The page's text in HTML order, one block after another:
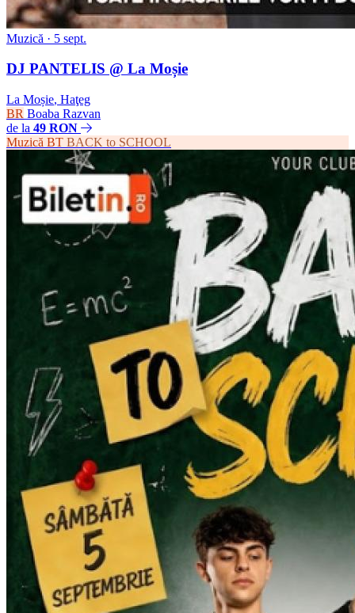
Muzică · 5 sept.
DJ PANTELIS @ La Moșie
La Moșie, Haţeg
BR Boaba Razvan
de la 49 RON
Muzică BT BACK to SCHOOL